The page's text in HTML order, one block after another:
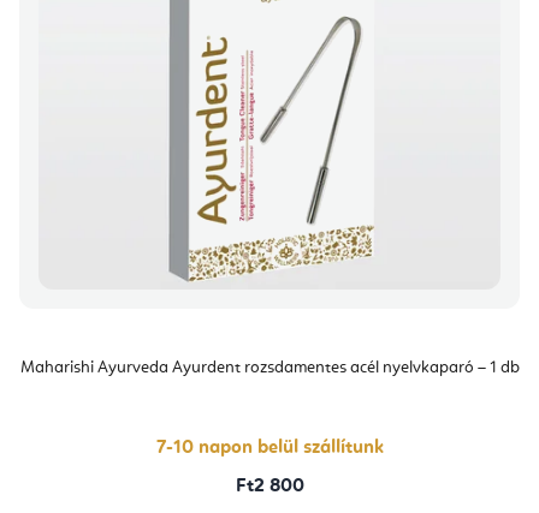
Maharishi Ayurveda Ayurdent rozsdamentes acél nyelvkaparó – 1 db
7-10 napon belül szállítunk
Ft2 800